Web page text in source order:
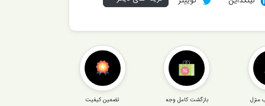
منزل بازگشت کامل وجه تضمین کیفیت